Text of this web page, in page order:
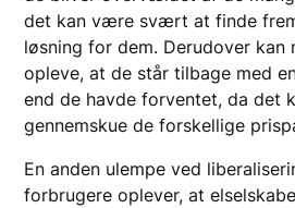
det kan være svært at finde
løsning for dem. Derudover kan
opleve, at de står tilbage med
end de havde forventet, da
gennemskue de forskellige
En anden ulempe ved
forbrugere oplever, at